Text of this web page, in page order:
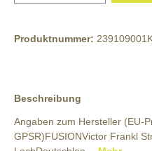
Produktnummer:
Beschreibung
Angaben zum Hersteller (EU-
GPSR)FUSIONVictor Frankl